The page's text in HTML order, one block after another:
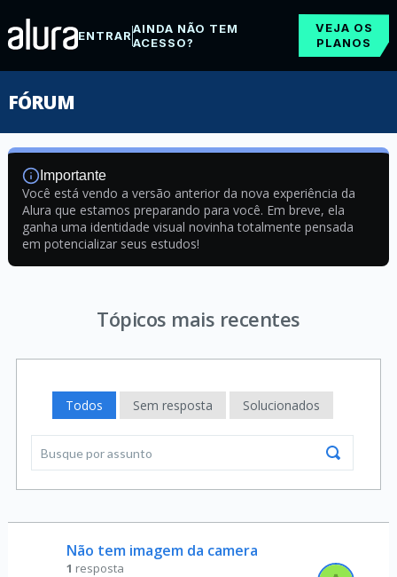
ENTRARAINDA NÃO TEM
ACESSO?
VEJA OS
PLANOS
FÓRUM
Importante
Você está vendo a versão anterior da nova experiência da
Alura que estamos preparando para você. Em breve, ela
ganha uma identidade visual novinha totalmente pensada
em potencializar seus estudos!
Tópicos mais recentes
Todos Sem resposta Solucionados
Não tem imagem da camera
1 resposta